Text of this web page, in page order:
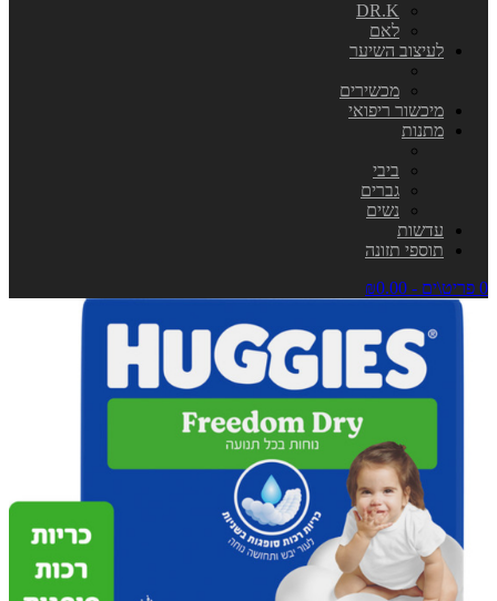
DR.K
לאם
לעיצוב השיער
מכשירים
מיכשור ריפואי
מתנות
ביבי
גברים
נשים
עדשות
תוספי תזונה
0 פריט\ים - ₪0.00